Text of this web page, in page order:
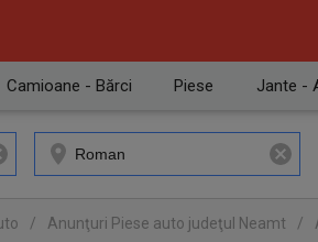
Camioane - Bărci Piese Jante -
/ Anunţuri Piese auto judeţul Neamt /